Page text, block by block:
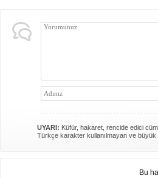
UYARI: Küfür, hakaret, rencide edici
Türkçe karakter kullanılmayan ve büyük
Bu